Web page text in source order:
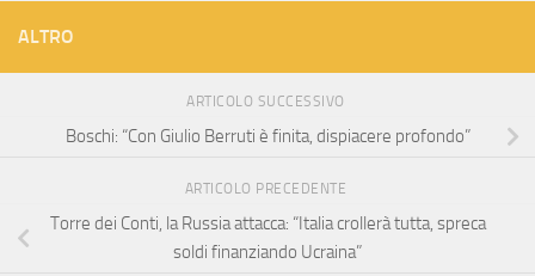
ALTRO
ARTICOLO SUCCESSIVO
Boschi: “Con Giulio Berruti è finita, dispiacere profondo”
ARTICOLO PRECEDENTE
Torre dei Conti, la Russia attacca: “Italia crollerà tutta, spreca
soldi finanziando Ucraina”